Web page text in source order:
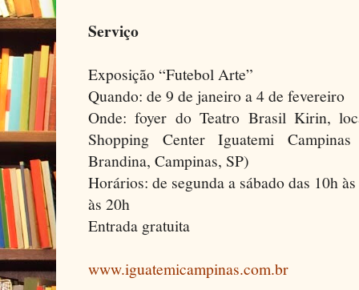
Serviço
Exposição “Futebol Arte”
Quando: de 9 de janeiro a 4 de fevereiro
Onde: foyer do Teatro Brasil Kirin,
Shopping Center Iguatemi
Brandina, Campinas, SP)
Horários: de segunda a sábado das 10h
às 20h
Entrada gratuita
www.iguatemicampinas.com.br